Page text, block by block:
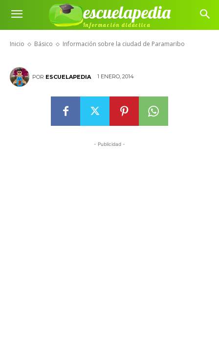
escuelapedia
Información didáctica
Inicio Básico Información sobre la ciudad de Paramaribo
Información sobre la ciudad de
Paramaribo
POR ESCUELAPEDIA 1 ENERO, 2014
- Publicidad -